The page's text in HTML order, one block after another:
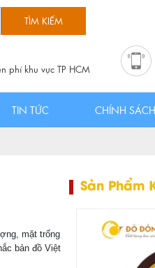
phí khu vực TP HCM
TIN TỨC CHÍNH SÁCH
mặt trống
bản đồ Việt
Sản Phẩm